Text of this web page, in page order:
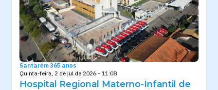
Santarém 365 anos
Quinta-feira, 2 de jul de 2026 - 11:08
Hospital Regional Materno-Infantil de